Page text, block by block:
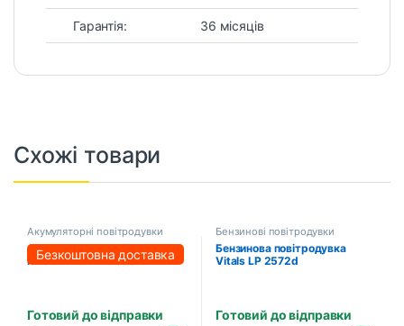
Гарантія: 36 місяців
Схожі товари
Акумуляторні повітродувки
Безкоштовна доставка
Акумуляторна повітродувка
PROFI-TEC PLB5020BL
Готовий до відправки
Бензинові повітродувки
Бензинова повітродувка
Vitals LP 2572d
Готовий до відправки